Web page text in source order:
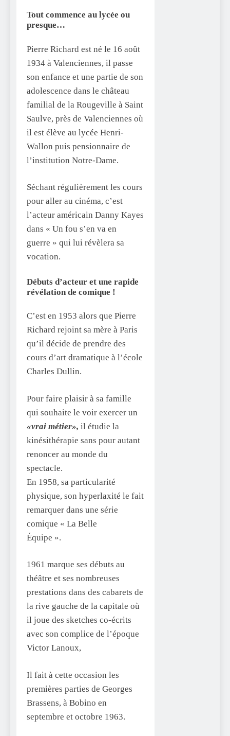
Tout commence au lycée ou
presque…
Pierre Richard est né le 16 août
1934 à Valenciennes, il passe
son enfance et une partie de son
adolescence dans le château
familial de la Rougeville à Saint
Saulve, près de Valenciennes où
il est élève au lycée Henri-
Wallon puis pensionnaire de
l’institution Notre-Dame.
Séchant régulièrement les cours
pour aller au cinéma, c’est
l’acteur américain Danny Kayes
dans « Un fou s’en va en
guerre » qui lui révèlera sa
vocation.
Débuts d’acteur et une rapide
révélation de comique !
C’est en 1953 alors que Pierre
Richard rejoint sa mère à Paris
qu’il décide de prendre des
cours d’art dramatique à l’école
Charles Dullin.
Pour faire plaisir à sa famille
qui souhaite le voir exercer un
«vrai métier», il étudie la
kinésithérapie sans pour autant
renoncer au monde du
spectacle.
En 1958, sa particularité
physique, son hyperlaxité le fait
remarquer dans une série
comique « La Belle
Équipe ».
1961 marque ses débuts au
théâtre et ses nombreuses
prestations dans des cabarets de
la rive gauche de la capitale où
il joue des sketches co-écrits
avec son complice de l’époque
Victor Lanoux,
Il fait à cette occasion les
premières parties de Georges
Brassens, à Bobino en
septembre et octobre 1963.